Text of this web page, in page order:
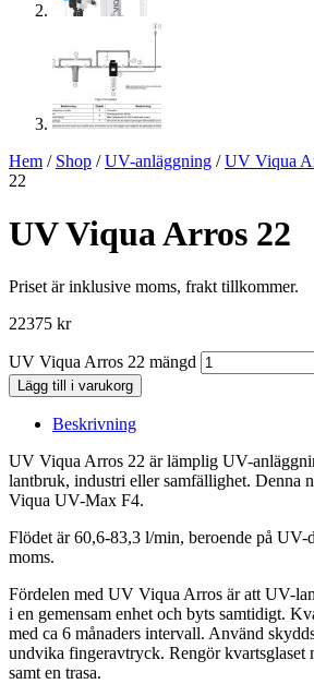
Hem / Shop /UV-anläggning /UV Viqua
22
UV Viqua Arros 22
Priset är inklusive moms, frakt tillkommer.
22375 kr
UV Viqua Arros 22 mängd
Lägg till i varukorg
Beskrivning
UV Viqua Arros 22 är lämplig UV-
lantbruk, industri eller samfällighet. Denna
Viqua UV-Max F4.
Flödet är 60,6-83,3 l/min, beroende på UV-
moms.
Fördelen med UV Viqua Arros är att UV-
i en gemensam enhet och byts samtidigt.
med ca 6 månaders intervall. Använd
undvika fingeravtryck. Rengör kvartsglaset
samt en trasa.